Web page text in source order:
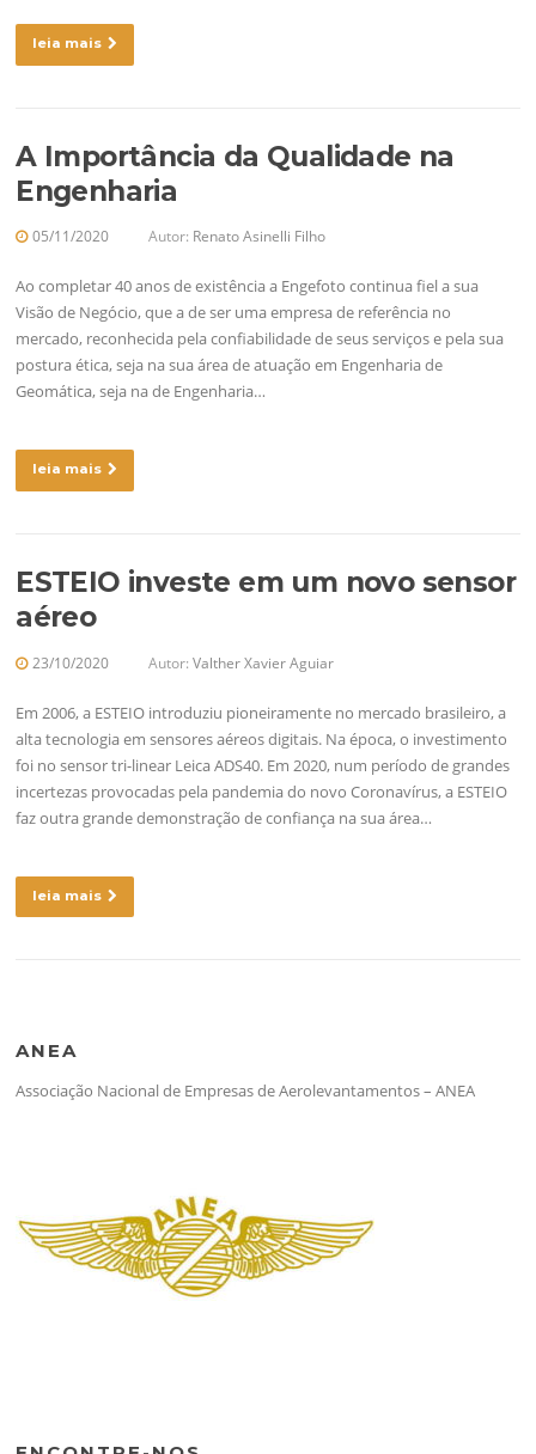
leia mais
A Importância da Qualidade na
Engenharia
05/11/2020 Autor: Renato Asinelli Filho
Ao completar 40 anos de existência a Engefoto continua fiel a sua
Visão de Negócio, que a de ser uma empresa de referência no
mercado, reconhecida pela confiabilidade de seus serviços e pela sua
postura ética, seja na sua área de atuação em Engenharia de
Geomática, seja na de Engenharia…
leia mais
ESTEIO investe em um novo sensor
aéreo
23/10/2020 Autor:Valther Xavier Aguiar
Em 2006, a ESTEIO introduziu pioneiramente no mercado brasileiro, a
alta tecnologia em sensores aéreos digitais. Na época, o investimento
foi no sensor tri-linear Leica ADS40. Em 2020, num período de grandes
incertezas provocadas pela pandemia do novo Coronavírus, a ESTEIO
faz outra grande demonstração de confiança na sua área…
leia mais
ANEA
Associação Nacional de Empresas de Aerolevantamentos – ANEA